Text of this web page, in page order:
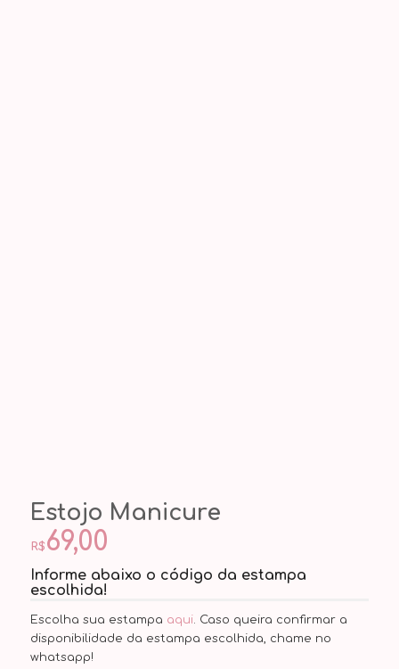
Estojo Manicure
R$ 69,00
Informe abaixo o código da estampa
escolhida!
Escolha sua estampa aqui. Caso queira confirmar a
disponibilidade da estampa escolhida, chame no
whatsapp!